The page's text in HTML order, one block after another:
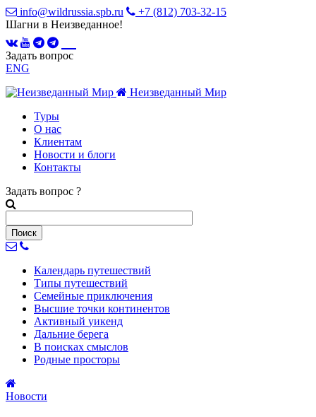
info@wildrussia.spb.ru
+7 (812) 703-32-15
Шагни в Неизведанное!
Задать вопрос
ENG
Неизведанный Мир
Туры
О нас
Клиентам
Новости и блоги
Контакты
Задать вопрос ?
Календарь путешествий
Типы путешествий
Семейные приключения
Высшие точки континентов
Активный уикенд
Дальние берега
В поисках смыслов
Родные просторы
Новости